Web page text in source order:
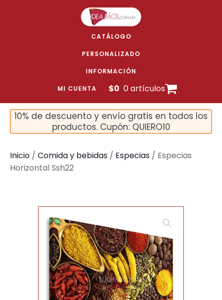
CATÁLOGO
PERSONALIZADO
INFORMACIÓN
MI CUENTA $0 0 artículos
10% de descuento y envío gratis en todos los
productos. Cupón: QUIERO10
Inicio / Comida y bebidas / Especias / Especias
Horizontal Ssh22
🔍